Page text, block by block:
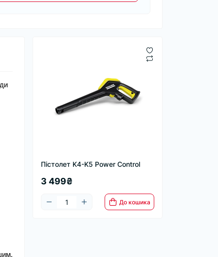
Пістолет K4-K5 Power Control
3 499₴
До кошика